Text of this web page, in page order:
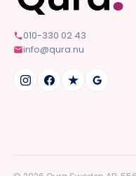
010-330 02 43
info@qura.nu